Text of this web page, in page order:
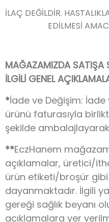
İLAÇ DEĞİLDİR.
EDİLMESİ
MAĞAZAMIZDA SATIŞA
İLGİLİ GENEL
*İade ve Değişim:
ürünü faturasıyla
şekilde
**EczHanem
açıklamalar, üretici/
ürün etiketi/broşür
dayanmaktadır. İlgili
gereği sağlık beyanı
açıklamalara yer